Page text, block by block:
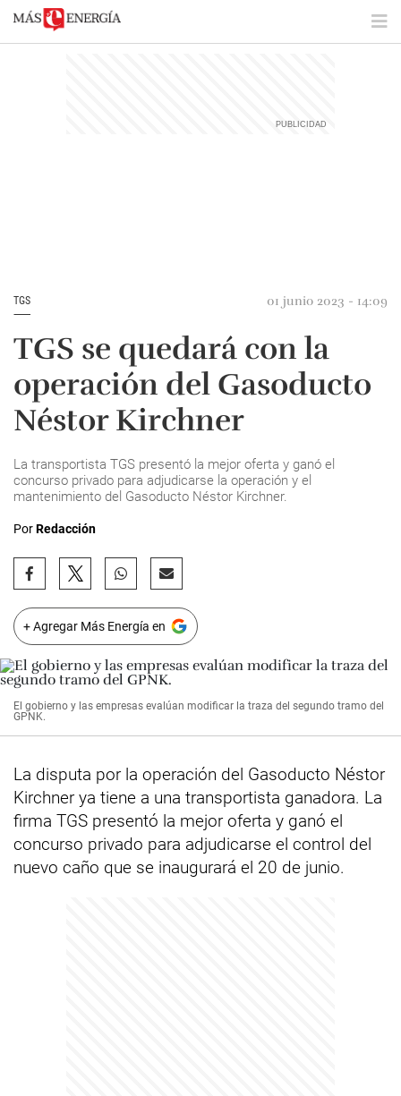
TGS 01 junio 2023 - 14:09
TGS se quedará con la
operación del Gasoducto
Néstor Kirchner
La transportista TGS presentó la mejor oferta y ganó el
concurso privado para adjudicarse la operación y el
mantenimiento del Gasoducto Néstor Kirchner.
PorRedacción
+ Agregar Más Energía en
El gobierno y las empresas evalúan modificar la traza del segundo tramo del
GPNK.
La disputa por la operación del Gasoducto Néstor
Kirchner ya tiene a una transportista ganadora. La
firma TGS presentó la mejor oferta y ganó el
concurso privado para adjudicarse el control del
nuevo caño que se inaugurará el 20 de junio.